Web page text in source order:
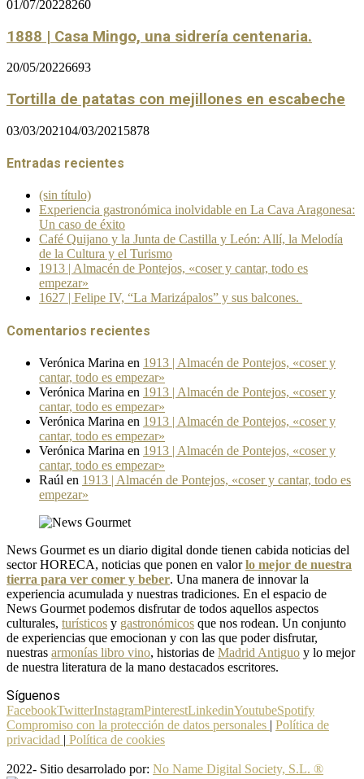
01/07/20228260
1888 | Casa Mingo, una sidrería centenaria.
20/05/20226693
Tortilla de patatas con mejillones en escabeche
03/03/202104/03/2021 5878
Entradas recientes
(sin título)
Experiencia gastronómica inolvidable en La Cava Aragonesa:
Un caso de éxito
Café Quijano y la Junta de Castilla y León: Allí, la Melodía
de la Cultura y el Turismo
1913 | Almacén de Pontejos, «coser y cantar, todo es
empezar»
1627 | Felipe IV, “La Marizápalos” y sus balcones.
Comentarios recientes
Verónica Marina en 1913 | Almacén de Pontejos, «coser y
cantar, todo es empezar»
Verónica Marina en 1913 | Almacén de Pontejos, «coser y
cantar, todo es empezar»
Verónica Marina en 1913 | Almacén de Pontejos, «coser y
cantar, todo es empezar»
Verónica Marina en 1913 | Almacén de Pontejos, «coser y
cantar, todo es empezar»
Raúl en 1913 | Almacén de Pontejos, «coser y cantar, todo es
empezar»
News Gourmet es un diario digital donde tienen cabida noticias del
sector HORECA, noticias que ponen en valorlo mejor de nuestra
tierra para ver comer y beber. Una manera de innovar la
experiencia acumulada y nuestras tradiciones. En el espacio de
News Gourmet podemos disfrutar de todos aquellos aspectos
culturales, turísticos y gastronómicos que nos rodean. Un conjunto
de experiencias que emocionan y con las que poder disfrutar,
nuestras armonías libro vino, historias de Madrid Antiguo y lo mejor
de nuestra literatura de la mano destacados escritores.
Síguenos
FacebookTwitterInstagramPinterestLinkedinYoutubeSpotify
Compromiso con la protección de datos personales | Política de
privacidad | Política de cookies
2022- Sitio desarrolado por: No Name Digital Society, S.L. ®